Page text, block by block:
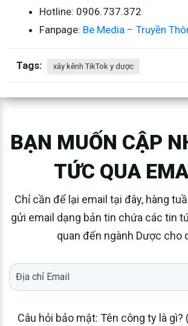
Hotline: 0906.737.372
Fanpage: Be Media – Truyền
Tags: xây kênh TikTok y dược
BẠN MUỐN CẬP
TỨC QUA
Chỉ cần để lại email tại đây, hàng
gửi email dạng bản tin chứa các tin
quan đến ngành Dược cho
Câu hỏi bảo mật: Tên công ty là gì?